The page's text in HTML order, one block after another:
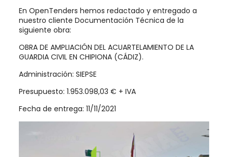
En OpenTenders hemos redactado y entregado a
nuestro cliente Documentación Técnica de la
siguiente obra:
OBRA DE AMPLIACIÓN DEL ACUARTELAMIENTO DE LA
GUARDIA CIVIL EN CHIPIONA (CÁDIZ).
Administración: SIEPSE
Presupuesto: 1.953.098,03 € + IVA
Fecha de entrega: 11/11/2021